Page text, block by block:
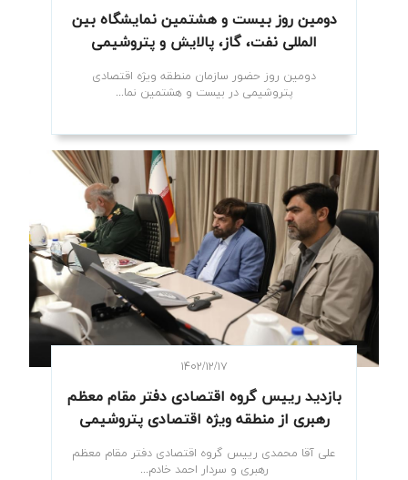
دومین روز بیست و هشتمین نمایشگاه بین
المللی نفت، گاز، پالایش و پتروشیمی
دومین روز حضور سازمان منطقه ویژه اقتصادی
پتروشیمی در بیست و هشتمین نما...
۱۴۰۲/۱۲/۱۷
بازدید رییس گروه اقتصادی دفتر مقام معظم
رهبری از منطقه ویژه اقتصادی پتروشیمی
علی آقا محمدی رییس گروه اقتصادی دفتر مقام معظم
رهبری و سردار احمد خادم...